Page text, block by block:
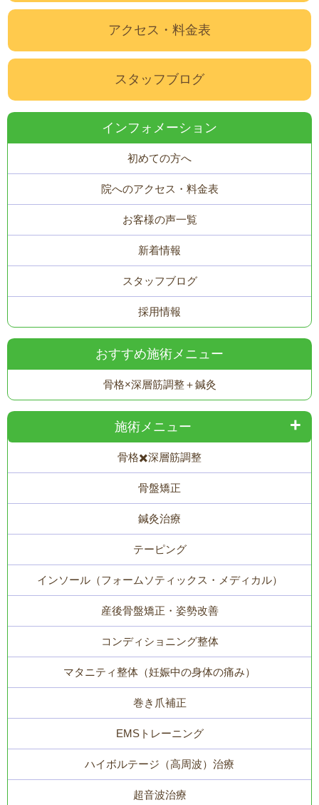
アクセス・料金表
スタッフブログ
インフォメーション
初めての方へ
院へのアクセス・料金表
お客様の声一覧
新着情報
スタッフブログ
採用情報
おすすめ施術メニュー
骨格×深層筋調整＋鍼灸
施術メニュー
骨格✖️深層筋調整
骨盤矯正
鍼灸治療
テーピング
インソール（フォームソティックス・メディカル）
産後骨盤矯正・姿勢改善
コンディショニング整体
マタニティ整体（妊娠中の身体の痛み）
巻き爪補正
EMSトレーニング
ハイボルテージ（高周波）治療
超音波治療